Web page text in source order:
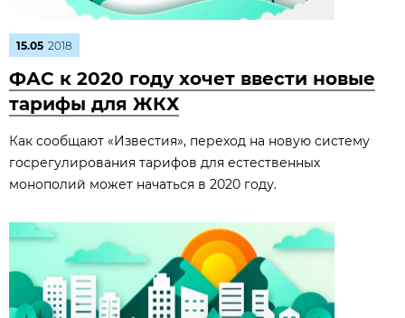
15.05 2018
ФАС к 2020 году хочет ввести новые
тарифы для ЖКХ
Как сообщают «Известия», переход на новую систему
госрегулирования тарифов для естественных
монополий может начаться в 2020 году.